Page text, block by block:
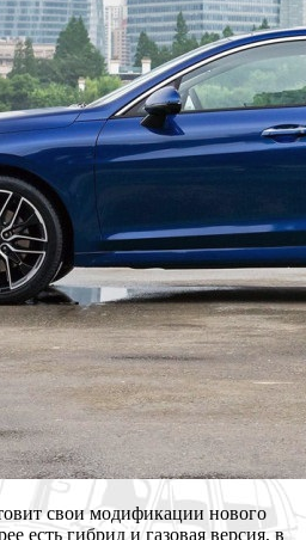
свои модификации нового
есть гибрид и газовая версия, в